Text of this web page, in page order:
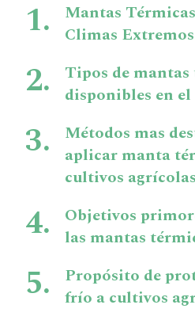
Mantas
Climas Extremos
Tipos de
disponibles en
Métodos mas
aplicar manta
cultivos agrícolas
Objetivos
las mantas
Propósito de
frío a cultivos